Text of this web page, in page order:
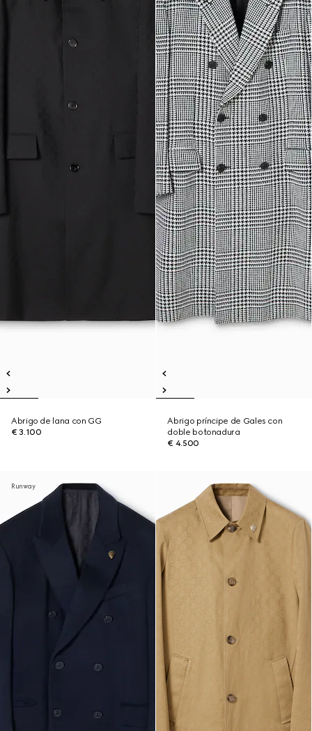
Abrigo de lana con GG
€ 3.100
Abrigo príncipe de Gales con
doble botonadura
€ 4.500
Runway